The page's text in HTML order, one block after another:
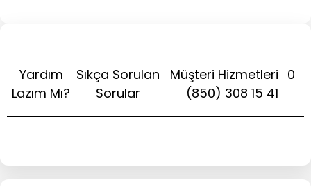
Yardım
Lazım Mı?
Sıkça Sorulan
Sorular
Müşteri Hizmetleri 0
(850) 308 15 41